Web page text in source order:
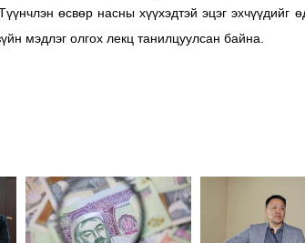
өсвөр насны хүүхэдтэй эцэг эхчүүдийг
мэдлэг олгох лекц танилцуулсан байна.